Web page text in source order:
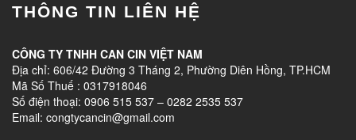
THÔNG TIN LIÊN HỆ
CÔNG TY TNHH CAN CIN VIỆT NAM
Địa chỉ: 606/42 Đường 3 Tháng 2, Phường Diên Hồng, TP.HCM
Mã Số Thuế : 0317918046
Số điện thoại: 0906 515 537 – 0282 2535 537
Email: congtycancin@gmail.com